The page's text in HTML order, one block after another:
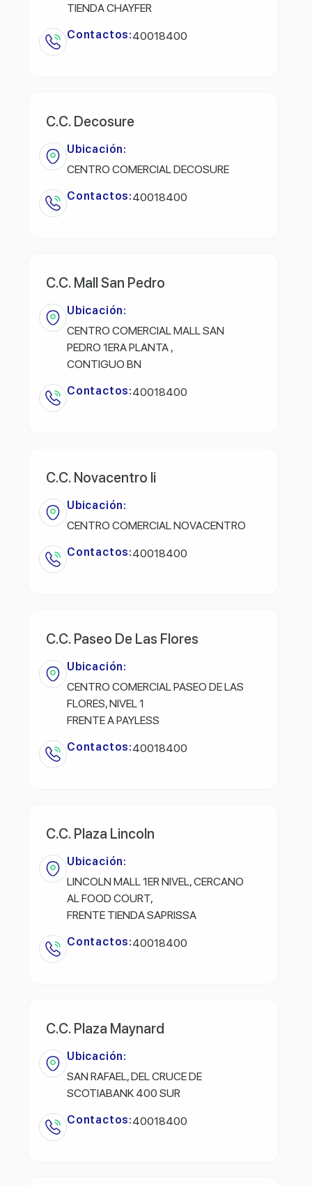
TIENDA CHAYFER
Contactos:40018400
C.C. Decosure
Ubicación:
CENTRO COMERCIAL DECOSURE
Contactos:40018400
C.C. Mall San Pedro
Ubicación:
CENTRO COMERCIAL MALL SAN
PEDRO 1ERA PLANTA ,
CONTIGUO BN
Contactos:40018400
C.C. Novacentro Ii
Ubicación:
CENTRO COMERCIAL NOVACENTRO
Contactos:40018400
C.C. Paseo De Las Flores
Ubicación:
CENTRO COMERCIAL PASEO DE LAS
FLORES, NIVEL 1
FRENTE A PAYLESS
Contactos:40018400
C.C. Plaza Lincoln
Ubicación:
LINCOLN MALL 1ER NIVEL, CERCANO
AL FOOD COURT,
FRENTE TIENDA SAPRISSA
Contactos:40018400
C.C. Plaza Maynard
Ubicación:
SAN RAFAEL, DEL CRUCE DE
SCOTIABANK 400 SUR
Contactos:40018400